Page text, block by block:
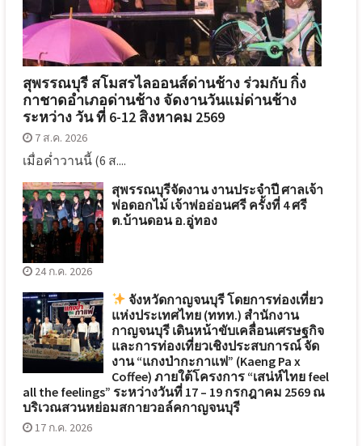
สุพรรณบุรี สโมสรไลออนส์ด่านช้าง ร่วมกับ กิ่ง
กาชาดอำเภอด่านช้าง จัดงานวันแม่ด่านช้าง
ระหว่าง วัน ที่ 6-12 สิงหาคม 2569
7 ส.ค. 2026
เมื่อค่ำวานนี้ (6 ส....
สุพรรณบุรีจัดงาน งานประจำปี ศาลเจ้า
พ่อดอกไม้ เจ้าพ่ออ่อนศรี ครั้งที่ 4 ศรี
ต.บ้านดอน อ.อู่ทอง
24 ก.ค. 2026
จังหวัดกาญจนบุรี โดยการท่องเที่ยว
แห่งประเทศไทย (ททท.) สำนักงาน
กาญจนบุรี เดินหน้าขับเคลื่อนเศรษฐกิจ
และการท่องเที่ยวเชิงประสบการณ์ จัด
งาน “แกงป่ากะกาแฟ” (Kaeng Pa x
Coffee) ภายใต้โครงการ “เสน่ห์ไทย feel
all the feelings” ระหว่างวันที่ 17 – 19 กรกฎาคม 2569 ณ
บริเวณสวนหย่อมสกายวอล์คกาญจนบุรี
17 ก.ค. 2026